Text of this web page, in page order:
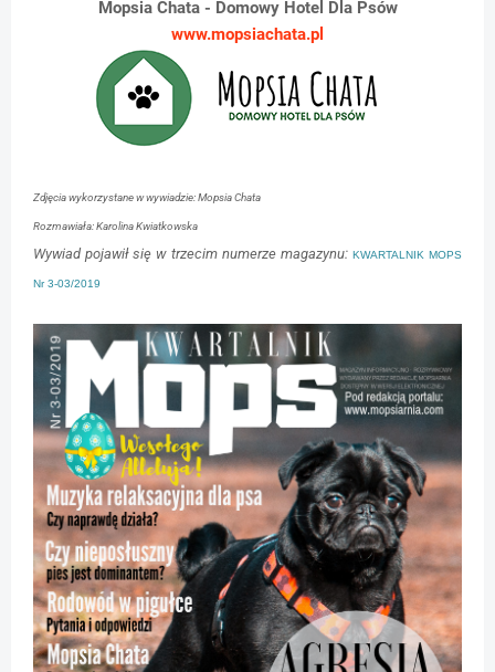
Mopsia Chata - Domowy Hotel Dla Psów
www.mopsiachata.pl
Zdjęcia wykorzystane w wywiadzie: Mopsia Chata
Rozmawiała: Karolina Kwiatkowska
Wywiad pojawił się w trzecim numerze magazynu: KWARTALNIK MOPS
Nr 3-03/2019